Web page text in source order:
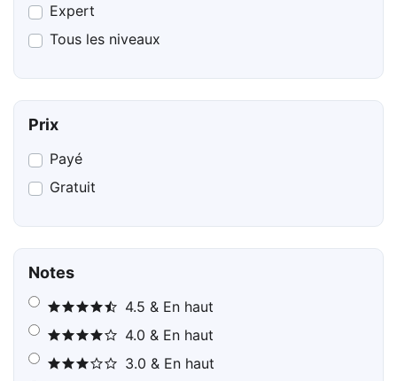
Expert
Tous les niveaux
Prix
Payé
Gratuit
Notes
4.5 & En haut
4.0 & En haut
3.0 & En haut